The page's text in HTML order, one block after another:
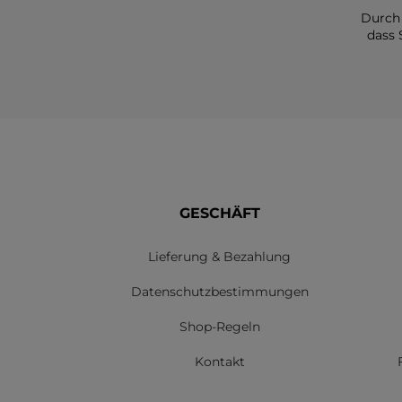
dass
GESCHÄFT
Lieferung & Bezahlung
Datenschutzbestimmungen
Shop-Regeln
Kontakt